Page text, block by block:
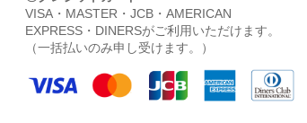
VISA・MASTER・JCB・AMERICAN
EXPRESS・DINERSがご利用いただけます。
（一括払いのみ申し受けます。）